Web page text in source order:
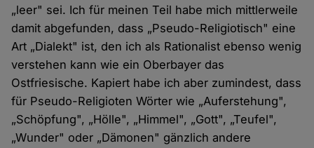
„leer" sei. Ich für meinen Teil habe mich mittlerweile
damit abgefunden, dass „Pseudo-Religiotisch" eine
Art „Dialekt" ist, den ich als Rationalist ebenso wenig
verstehen kann wie ein Oberbayer das
Ostfriesische. Kapiert habe ich aber zumindest, dass
für Pseudo-Religioten Wörter wie „Auferstehung",
„Schöpfung", „Hölle", „Himmel", „Gott", „Teufel",
„Wunder" oder „Dämonen" gänzlich andere